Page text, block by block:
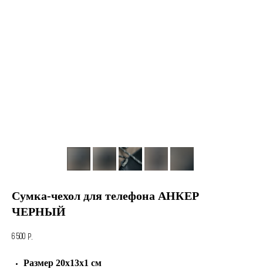
Сумка-чехол для телефона АНКЕР
ЧЕРНЫЙ
6 500 р.
Размер 20х13х1 см